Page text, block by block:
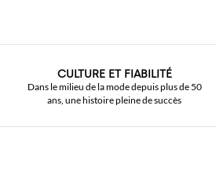
CULTURE ET FIABILITÉ
Dans le milieu de la mode depuis plus de 50
ans, une histoire pleine de succès